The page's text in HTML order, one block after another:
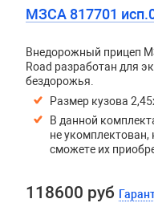
МЗСА 817701
Внедорожный прицеп
Road разработан для
бездорожья.
Размер кузова
В данной
не укомплектован,
сможете их
118600 руб